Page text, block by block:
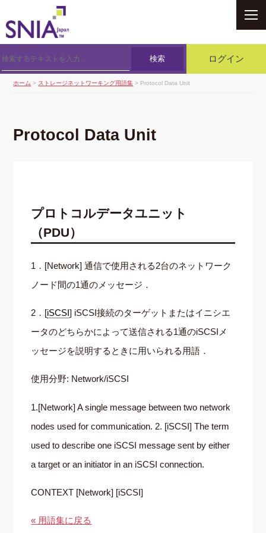
検索 ログイン
ホーム > ストレージネットワーキング用語集 > Protocol Data Unit
Protocol Data Unit
プロトコルデータユニット
（PDU）
1．[Network] 通信で使用される2台のネットワーク
ノード間の1通のメッセージ．
2．[iSCSI] iSCSI接続のターゲットまたはイニシエ
ータのどちらかによって送信される1通のiSCSIメ
ッセージを説明するときに用いられる用語．
使用分野: Network/iSCSI
1.[Network] A single message between two network
nodes used for communication. 2. [iSCSI] The term
used to describe one iSCSI message sent by either
a target or an initiator in an iSCSI connection.
CONTEXT [Network] [iSCSI]
« 用語集に戻る